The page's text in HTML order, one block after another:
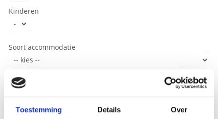
Toestemming Details Over
Kinderen
Soort accommodatie
Aanspreektitel